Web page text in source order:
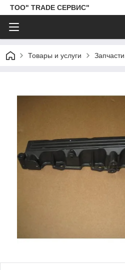
ТОО" TRADE СЕРВИС"
Товары и услуги